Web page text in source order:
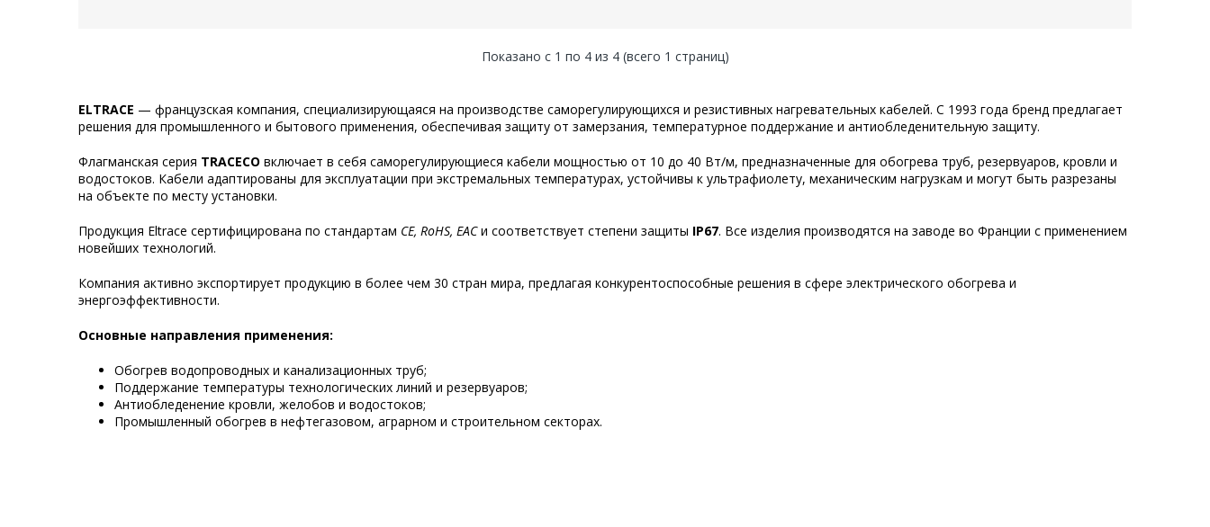
Показано с 1 по 4 из 4 (всего 1 страниц)
ELTRACE — французская компания, специализирующаяся на производстве саморегулирующихся и резистивных нагревательных кабелей. С 1993 года бренд предлагает
решения для промышленного и бытового применения, обеспечивая защиту от замерзания, температурное поддержание и антиобледенительную защиту.
Флагманская серия TRACECO включает в себя саморегулирующиеся кабели мощностью от 10 до 40 Вт/м, предназначенные для обогрева труб, резервуаров, кровли и
водостоков. Кабели адаптированы для эксплуатации при экстремальных температурах, устойчивы к ультрафиолету, механическим нагрузкам и могут быть разрезаны
на объекте по месту установки.
Продукция Eltrace сертифицирована по стандартам CE, RoHS, EACи соответствует степени защиты IP67. Все изделия производятся на заводе во Франции с применением
новейших технологий.
Компания активно экспортирует продукцию в более чем 30 стран мира, предлагая конкурентоспособные решения в сфере электрического обогрева и
энергоэффективности.
Основные направления применения:
Обогрев водопроводных и канализационных труб;
Поддержание температуры технологических линий и резервуаров;
Антиобледенение кровли, желобов и водостоков;
Промышленный обогрев в нефтегазовом, аграрном и строительном секторах.